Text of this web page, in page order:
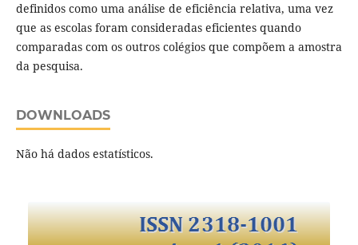
definidos como uma análise de eficiência relativa, uma vez
que as escolas foram consideradas eficientes quando
comparadas com os outros colégios que compõem a amostra
da pesquisa.
DOWNLOADS
Não há dados estatísticos.